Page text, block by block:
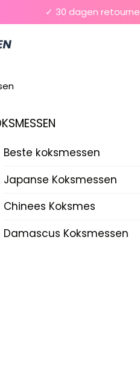
✓ 30 dagen retourneren
Beste koksmessen
Japanse Koksmessen
Chinees Koksmes
Damascus Koksmessen